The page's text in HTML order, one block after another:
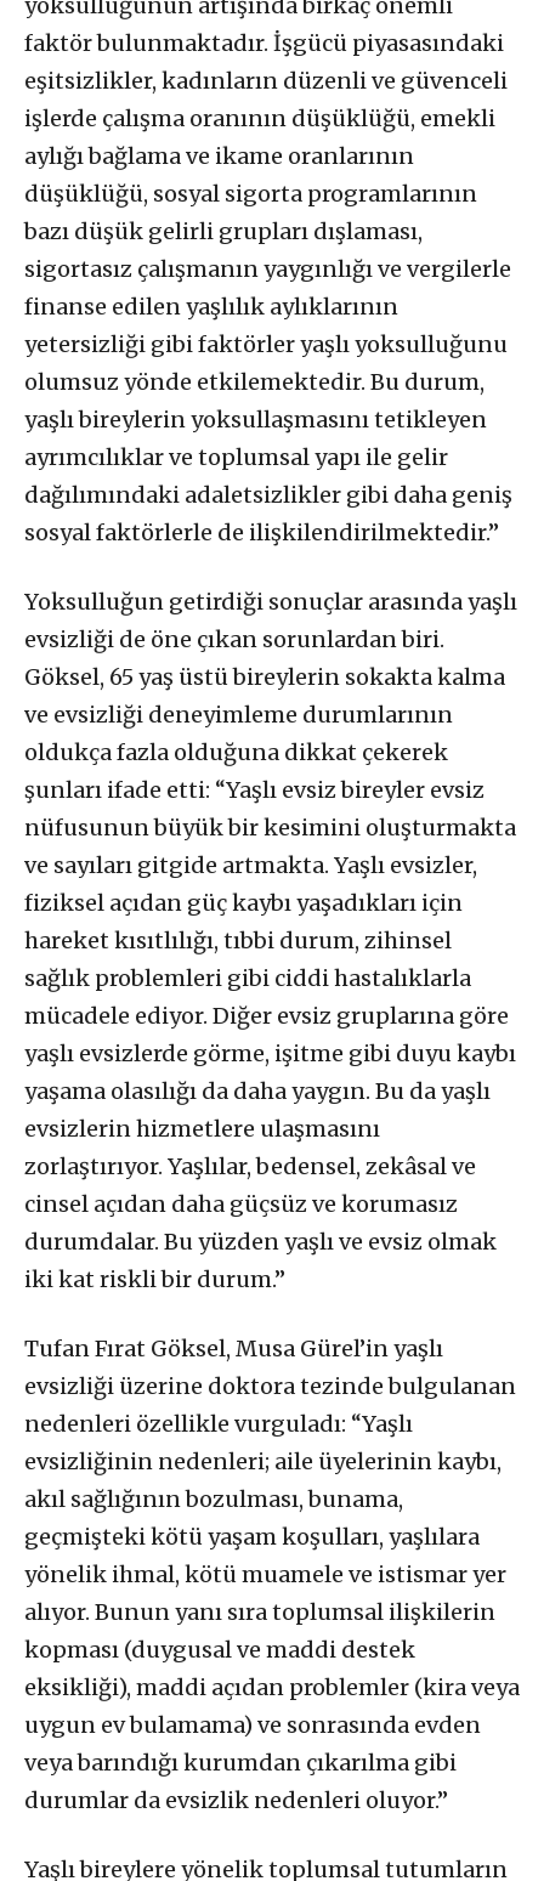
yoksulluğunun artışında birkaç önemli
faktör bulunmaktadır. İşgücü piyasasındaki
eşitsizlikler, kadınların düzenli ve güvenceli
işlerde çalışma oranının düşüklüğü, emekli
aylığı bağlama ve ikame oranlarının
düşüklüğü, sosyal sigorta programlarının
bazı düşük gelirli grupları dışlaması,
sigortasız çalışmanın yaygınlığı ve vergilerle
finanse edilen yaşlılık aylıklarının
yetersizliği gibi faktörler yaşlı yoksulluğunu
olumsuz yönde etkilemektedir. Bu durum,
yaşlı bireylerin yoksullaşmasını tetikleyen
ayrımcılıklar ve toplumsal yapı ile gelir
dağılımındaki adaletsizlikler gibi daha geniş
sosyal faktörlerle de ilişkilendirilmektedir.”
Yoksulluğun getirdiği sonuçlar arasında yaşlı
evsizliği de öne çıkan sorunlardan biri.
Göksel, 65 yaş üstü bireylerin sokakta kalma
ve evsizliği deneyimleme durumlarının
oldukça fazla olduğuna dikkat çekerek
şunları ifade etti: “Yaşlı evsiz bireyler evsiz
nüfusunun büyük bir kesimini oluşturmakta
ve sayıları gitgide artmakta. Yaşlı evsizler,
fiziksel açıdan güç kaybı yaşadıkları için
hareket kısıtlılığı, tıbbi durum, zihinsel
sağlık problemleri gibi ciddi hastalıklarla
mücadele ediyor. Diğer evsiz gruplarına göre
yaşlı evsizlerde görme, işitme gibi duyu kaybı
yaşama olasılığı da daha yaygın. Bu da yaşlı
evsizlerin hizmetlere ulaşmasını
zorlaştırıyor. Yaşlılar, bedensel, zekâsal ve
cinsel açıdan daha güçsüz ve korumasız
durumdalar. Bu yüzden yaşlı ve evsiz olmak
iki kat riskli bir durum.”
Tufan Fırat Göksel, Musa Gürel’in yaşlı
evsizliği üzerine doktora tezinde bulgulanan
nedenleri özellikle vurguladı: “Yaşlı
evsizliğinin nedenleri; aile üyelerinin kaybı,
akıl sağlığının bozulması, bunama,
geçmişteki kötü yaşam koşulları, yaşlılara
yönelik ihmal, kötü muamele ve istismar yer
alıyor. Bunun yanı sıra toplumsal ilişkilerin
kopması (duygusal ve maddi destek
eksikliği), maddi açıdan problemler (kira veya
uygun ev bulamama) ve sonrasında evden
veya barındığı kurumdan çıkarılma gibi
durumlar da evsizlik nedenleri oluyor.”
Yaşlı bireylere yönelik toplumsal tutumların